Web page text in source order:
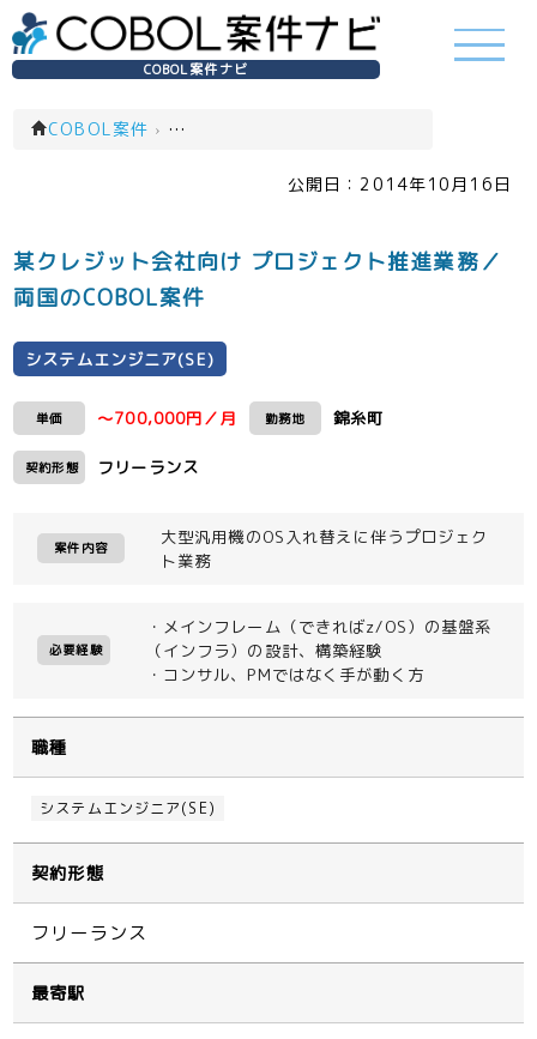
COBOL案件ナビ
COBOL案件 › システムエンジニア(SE)(一覧)
公開日： 2014年10月16日
某クレジット会社向け プロジェクト推進業務／
両国のCOBOL案件
システムエンジニア(SE)
単価 ～700,000円／月 勤務地 錦糸町
契約形態 フリーランス
案件内容
大型汎用機のOS入れ替えに伴うプロジェク
ト業務
必要経験
・メインフレーム（できればz/OS）の基盤系
（インフラ）の設計、構築経験
・コンサル、PMではなく手が動く方
職種
システムエンジニア(SE)
契約形態
フリーランス
最寄駅